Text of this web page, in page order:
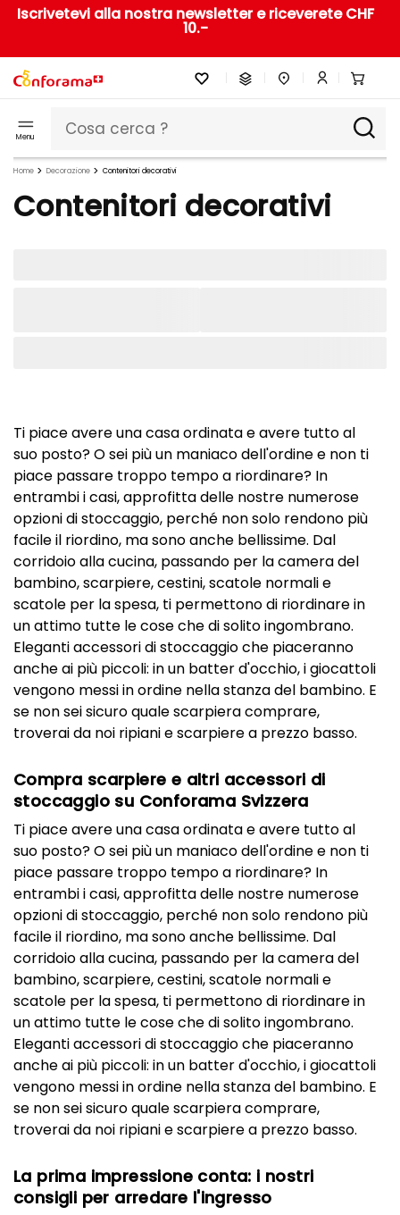
Iscrivetevi alla nostra newsletter e riceverete CHF
10.-
Menu
Home Decorazione Contenitori decorativi
Contenitori decorativi
Ti piace avere una casa ordinata e avere tutto al
suo posto? O sei più un maniaco dell'ordine e non ti
piace passare troppo tempo a riordinare? In
entrambi i casi, approfitta delle nostre numerose
opzioni di stoccaggio, perché non solo rendono più
facile il riordino, ma sono anche bellissime. Dal
corridoio alla cucina, passando per la camera del
bambino, scarpiere, cestini, scatole normali e
scatole per la spesa, ti permettono di riordinare in
un attimo tutte le cose che di solito ingombrano.
Eleganti accessori di stoccaggio che piaceranno
anche ai più piccoli: in un batter d'occhio, i giocattoli
vengono messi in ordine nella stanza del bambino. E
se non sei sicuro quale scarpiera comprare,
troverai da noi ripiani e scarpiere a prezzo basso.
Compra scarpiere e altri accessori di
stoccaggio su Conforama Svizzera
Ti piace avere una casa ordinata e avere tutto al
suo posto? O sei più un maniaco dell'ordine e non ti
piace passare troppo tempo a riordinare? In
entrambi i casi, approfitta delle nostre numerose
opzioni di stoccaggio, perché non solo rendono più
facile il riordino, ma sono anche bellissime. Dal
corridoio alla cucina, passando per la camera del
bambino, scarpiere, cestini, scatole normali e
scatole per la spesa, ti permettono di riordinare in
un attimo tutte le cose che di solito ingombrano.
Eleganti accessori di stoccaggio che piaceranno
anche ai più piccoli: in un batter d'occhio, i giocattoli
vengono messi in ordine nella stanza del bambino. E
se non sei sicuro quale scarpiera comprare,
troverai da noi ripiani e scarpiere a prezzo basso.
La prima impressione conta: i nostri
consigli per arredare l'ingresso